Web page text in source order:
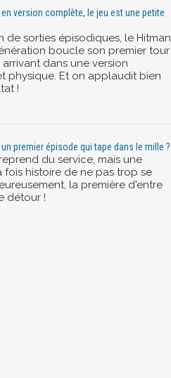
en version complète, le jeu est une petite
de sorties épisodiques, le Hitman
boucle son premier tour
dans une version
physique. Et on applaudit bien
!
un premier épisode qui tape dans le mille ?
du service, mais une
fois histoire de ne pas trop se
la première d'entre
détour !